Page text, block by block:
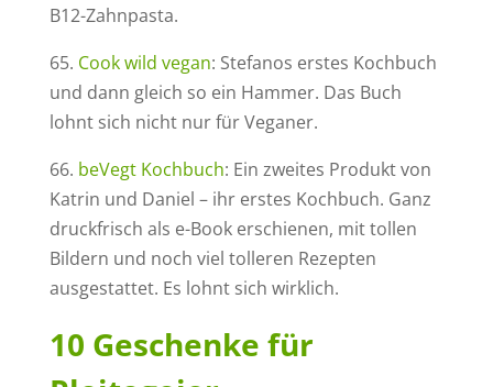
B12-Zahnpasta.
65. Cook wild vegan: Stefanos erstes Kochbuch
und dann gleich so ein Hammer. Das Buch
lohnt sich nicht nur für Veganer.
66. beVegt Kochbuch: Ein zweites Produkt von
Katrin und Daniel – ihr erstes Kochbuch. Ganz
druckfrisch als e-Book erschienen, mit tollen
Bildern und noch viel tolleren Rezepten
ausgestattet. Es lohnt sich wirklich.
10 Geschenke für